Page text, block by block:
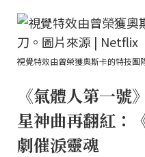
視覺特效由曾榮獲奧斯卡的特技團
《氣體人第一號
星神曲再翻紅：
劇催淚靈魂